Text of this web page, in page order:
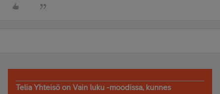
Telia Yhteisö on Vain luku -moodissa, kunnes